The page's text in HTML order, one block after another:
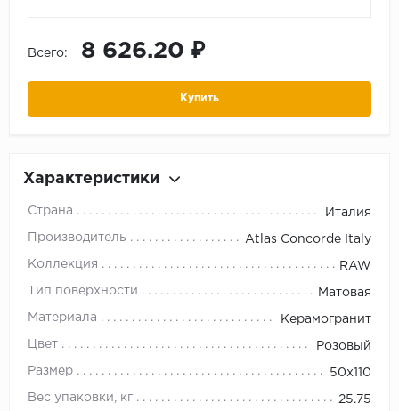
Всего: 8 626.20 ₽
Купить
Характеристики
Страна Италия
Производитель Atlas Concorde Italy
Коллекция RAW
Тип поверхности Матовая
Материала Керамогранит
Цвет Розовый
Размер 50x110
Вес упаковки, кг 25.75